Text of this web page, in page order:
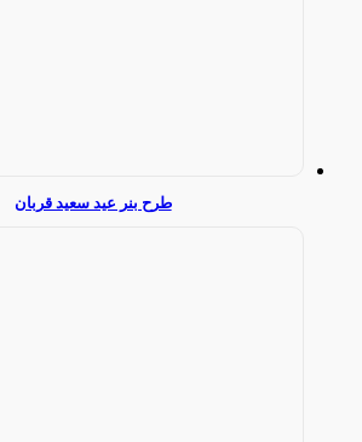
طرح بنر عید سعید قربان